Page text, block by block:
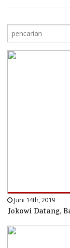
Juni 14th, 2019
Jokowi Datang,